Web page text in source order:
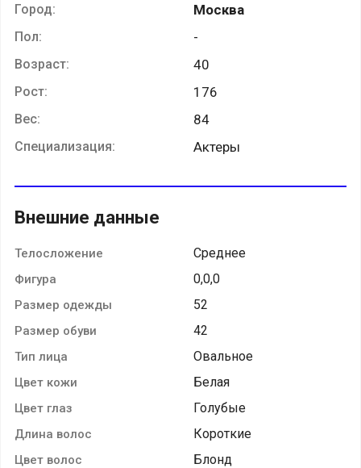
Город: Москва
Пол: -
Возраст: 40
Рост: 176
Вес: 84
Специализация: Актеры
Внешние данные
Телосложение Среднее
Фигура 0,0,0
Размер одежды 52
Размер обуви 42
Тип лица Овальное
Цвет кожи Белая
Цвет глаз Голубые
Длина волос Короткие
Цвет волос Блонд